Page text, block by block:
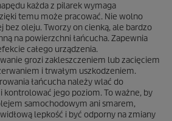
każda z pilarek wymaga
temu może pracować. Nie wolno
bez oleju. Tworzy on cienką, ale bardzo
na powierzchni łańcucha. Zapewnia
całego urządzenia.
grozi zakleszczeniem lub zacięciem
i trwałym uszkodzeniem.
łańcucha należy wlać do
kontrolować jego poziom. To ważne, by
samochodowym ani smarem,
lepkość i być odporny na zmiany